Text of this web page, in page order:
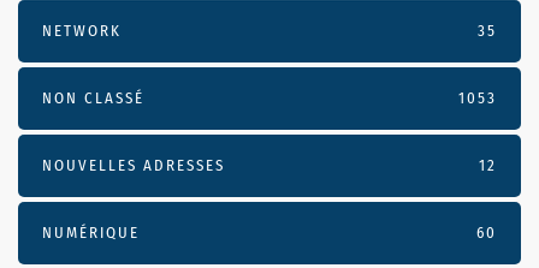
NETWORK 35
NON CLASSÉ 1053
NOUVELLES ADRESSES 12
NUMÉRIQUE 60